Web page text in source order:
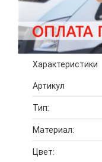
Характеристики
Артикул
Тип:
Материал:
Цвет: